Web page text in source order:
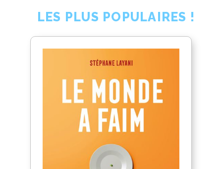
LES PLUS POPULAIRES !